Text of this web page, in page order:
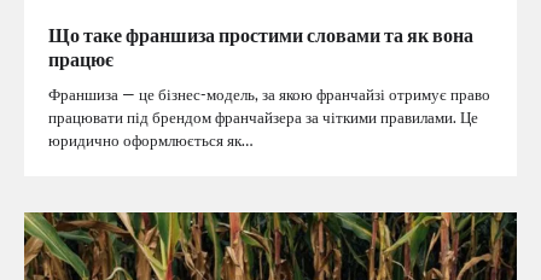
Що таке франшиза простими словами та як вона
працює
Франшиза — це бізнес-модель, за якою франчайзі отримує право
працювати під брендом франчайзера за чіткими правилами. Це
юридично оформлюється як…